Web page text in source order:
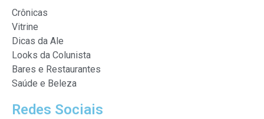
Crônicas
Vitrine
Dicas da Ale
Looks da Colunista
Bares e Restaurantes
Saúde e Beleza
Redes Sociais